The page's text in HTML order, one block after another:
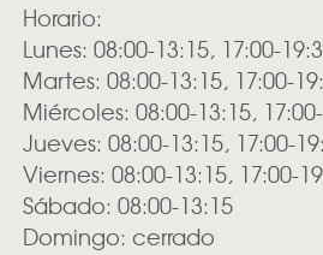
Horario:
Lunes: 08:00-13:15, 17:00-
Martes: 08:00-13:15, 17:00-
Miércoles: 08:00-13:15,
Jueves: 08:00-13:15, 17:00-
Viernes: 08:00-13:15, 17:00-
Sábado: 08:00-13:15
Domingo: cerrado